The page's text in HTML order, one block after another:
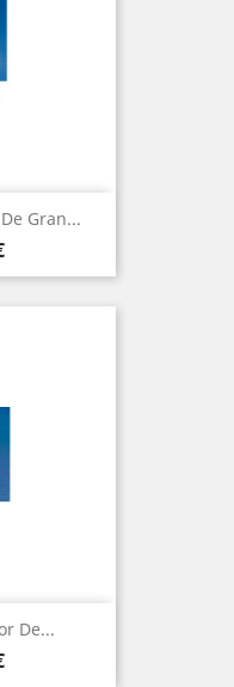
Gran...
De...